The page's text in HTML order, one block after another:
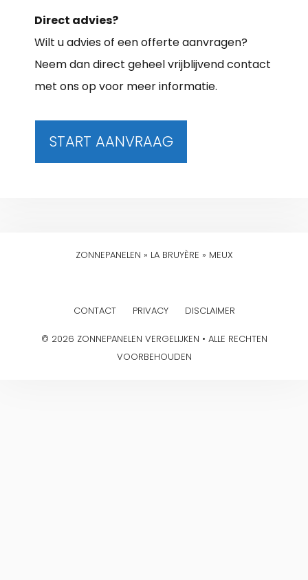
Direct advies?
Wilt u advies of een offerte aanvragen?
Neem dan direct geheel vrijblijvend contact
met ons op voor meer informatie.
START AANVRAAG
ZONNEPANELEN » LA BRUYÈRE » MEUX
CONTACT PRIVACY DISCLAIMER
© 2026 ZONNEPANELEN VERGELIJKEN • ALLE RECHTEN
VOORBEHOUDEN